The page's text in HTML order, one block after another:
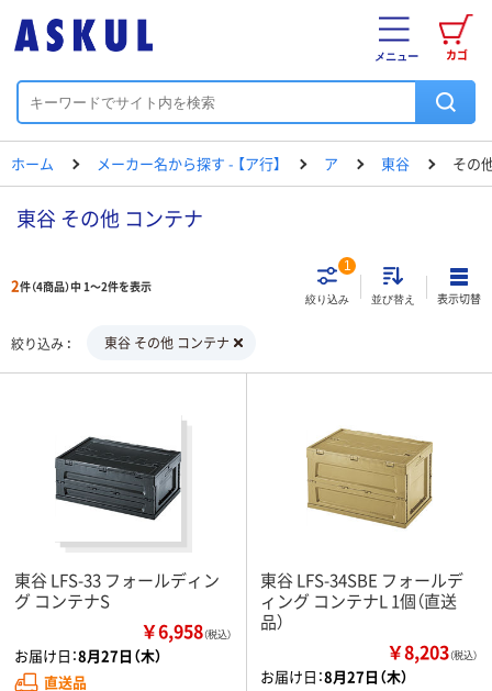
カゴ
メニュー
ホーム メーカー名から探す - 【ア行】 ア 東谷 その
東谷 その他 コンテナ
2件（4商品）中 1～2件を表示
絞り込み
1
並び替え 表示切替
絞り込み 東谷 その他 コンテナ
東谷 LFS-33 フォールディン
グ コンテナS
￥6,958（税込）
お届け日：8月27日（木）
直送品
東谷 LFS-34SBE フォールデ
ィング コンテナL 1個（直送
品）
￥8,203（税込）
お届け日：8月27日（木）